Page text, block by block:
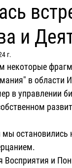
и
г.
некоторые
в области
в управлении